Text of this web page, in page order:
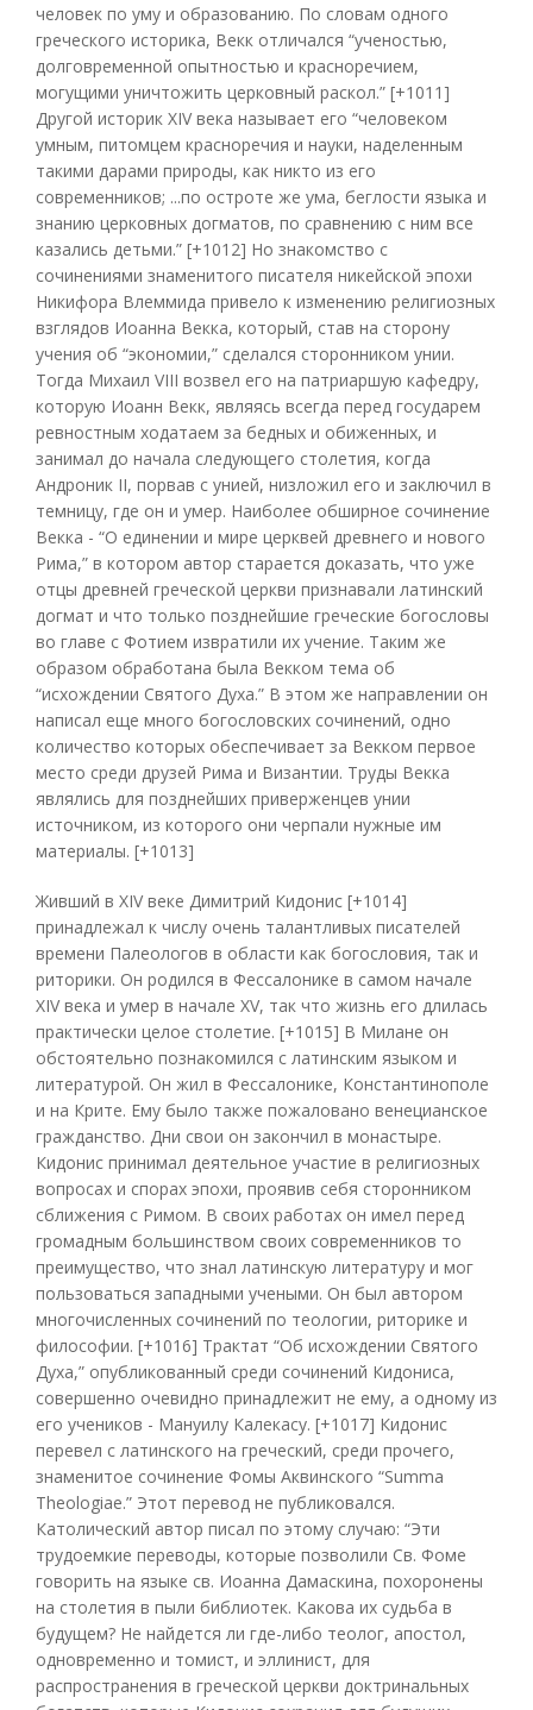
человек по уму и образованию. По словам одного
греческого историка, Векк отличался “ученостью,
долговременной опытностью и красноречием,
могущими уничтожить церковный раскол.” [+1011]
Другой историк XIV века называет его “человеком
умным, питомцем красноречия и науки, наделенным
такими дарами природы, как никто из его
современников; ...по остроте же ума, беглости языка и
знанию церковных догматов, по сравнению с ним все
казались детьми.” [+1012] Но знакомство с
сочинениями знаменитого писателя никейской эпохи
Никифора Влеммида привело к изменению религиозных
взглядов Иоанна Векка, который, став на сторону
учения об “экономии,” сделался сторонником унии.
Тогда Михаил VIII возвел его на патриаршую кафедру,
которую Иоанн Векк, являясь всегда перед государем
ревностным ходатаем за бедных и обиженных, и
занимал до начала следующего столетия, когда
Андроник II, порвав с унией, низложил его и заключил в
темницу, где он и умер. Наиболее обширное сочинение
Векка - “О единении и мире церквей древнего и нового
Рима,” в котором автор старается доказать, что уже
отцы древней греческой церкви признавали латинский
догмат и что только позднейшие греческие богословы
во главе с Фотием извратили их учение. Таким же
образом обработана была Векком тема об
“исхождении Святого Духа.” В этом же направлении он
написал еще много богословских сочинений, одно
количество которых обеспечивает за Векком первое
место среди друзей Рима и Византии. Труды Векка
являлись для позднейших приверженцев унии
источником, из которого они черпали нужные им
материалы. [+1013]
Живший в XIV веке Димитрий Кидонис [+1014]
принадлежал к числу очень талантливых писателей
времени Палеологов в области как богословия, так и
риторики. Он родился в Фессалонике в самом начале
XIV века и умер в начале XV, так что жизнь его длилась
практически целое столетие. [+1015] В Милане он
обстоятельно познакомился с латинским языком и
литературой. Он жил в Фессалонике, Константинополе
и на Крите. Ему было также пожаловано венецианское
гражданство. Дни свои он закончил в монастыре.
Кидонис принимал деятельное участие в религиозных
вопросах и спорах эпохи, проявив себя сторонником
сближения с Римом. В своих работах он имел перед
громадным большинством своих современников то
преимущество, что знал латинскую литературу и мог
пользоваться западными учеными. Он был автором
многочисленных сочинений по теологии, риторике и
философии. [+1016] Трактат “Об исхождении Святого
Духа,” опубликованный среди сочинений Кидониса,
совершенно очевидно принадлежит не ему, а одному из
его учеников - Мануилу Калекасу. [+1017] Кидонис
перевел с латинского на греческий, среди прочего,
знаменитое сочинение Фомы Аквинского “Summa
Theologiae.” Этот перевод не публиковался.
Католический автор писал по этому случаю: “Эти
трудоемкие переводы, которые позволили Св. Фоме
говорить на языке св. Иоанна Дамаскина, похоронены
на столетия в пыли библиотек. Какова их судьба в
будущем? Не найдется ли где-либо теолог, апостол,
одновременно и томист, и эллинист, для
распространения в греческой церкви доктринальных